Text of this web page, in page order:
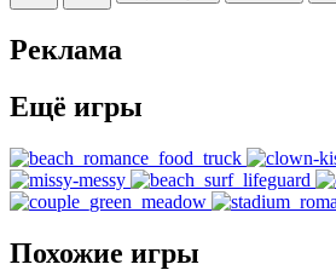
Реклама
Ещё игры
Похожие игры